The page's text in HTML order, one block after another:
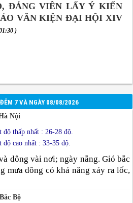
ĐẢNG VIÊN LẤY Ý KIẾN
VĂN KIỆN ĐẠI HỘI XIV
)
7 VÀ NGÀY 08/08/2026
Nội
độ thấp nhất : 26-28 độ.
độ cao nhất : 33-35 độ.
dông vài nơi; ngày nắng. Gió bắc
mưa dông có khả năng xảy ra lốc,
Bộ